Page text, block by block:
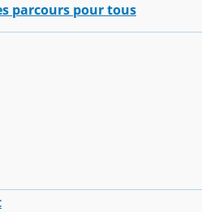
parcours pour tous